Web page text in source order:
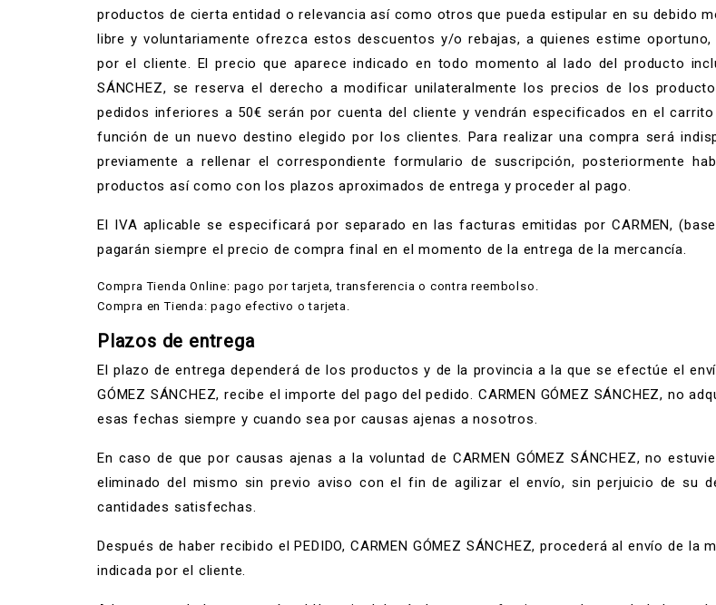
productos de cierta entidad o relevancia así como otros que pueda estipular en su debido
libre y voluntariamente ofrezca estos descuentos y/o rebajas, a quienes estime
por el cliente. El precio que aparece indicado en todo momento al lado del producto
SÁNCHEZ, se reserva el derecho a modificar unilateralmente los precios de los
pedidos inferiores a 50€ serán por cuenta del cliente y vendrán especificados en el
función de un nuevo destino elegido por los clientes. Para realizar una compra será
previamente a rellenar el correspondiente formulario de suscripción, posteriormente
productos así como con los plazos aproximados de entrega y proceder al pago.
El IVA aplicable se especificará por separado en las facturas emitidas por CARMEN,
pagarán siempre el precio de compra final en el momento de la entrega de la mercancía.
Compra Tienda Online: pago por tarjeta, transferencia o contra reembolso.
Compra en Tienda: pago efectivo o tarjeta.
Plazos de entrega
El plazo de entrega dependerá de los productos y de la provincia a la que se efectúe el
GÓMEZ SÁNCHEZ, recibe el importe del pago del pedido. CARMEN GÓMEZ SÁNCHEZ, no
esas fechas siempre y cuando sea por causas ajenas a nosotros.
En caso de que por causas ajenas a la voluntad de CARMEN GÓMEZ SÁNCHEZ, no
eliminado del mismo sin previo aviso con el fin de agilizar el envío, sin perjuicio de su
cantidades satisfechas.
Después de haber recibido el PEDIDO, CARMEN GÓMEZ SÁNCHEZ, procederá al envío de
indicada por el cliente.